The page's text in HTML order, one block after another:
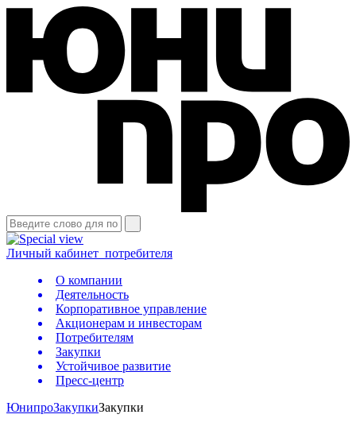
Личный кабинет потребителя
О компании
Деятельность
Корпоративное управление
Акционерам и инвесторам
Потребителям
Закупки
Устойчивое развитие
Пресс-центр
ЮнипроЗакупкиЗакупки